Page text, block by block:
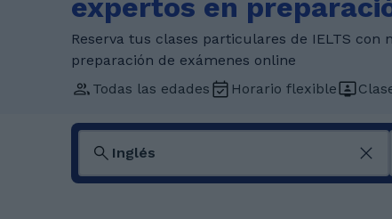
expertos en
Reserva tus clases particulares de IELTS con
preparación de exámenes online
Todas las edades
Horario flexible